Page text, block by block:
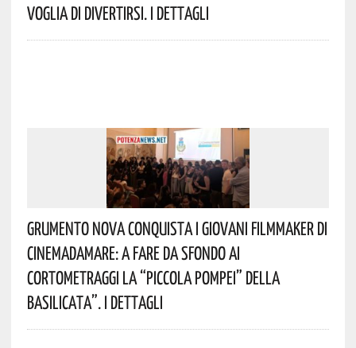
Voglia Di Divertirsi. I Dettagli
Grumento Nova Conquista I Giovani Filmmaker Di
Cinemadamare: A Fare Da Sfondo Ai
Cortometraggi La “Piccola Pompei” Della
Basilicata”. I Dettagli